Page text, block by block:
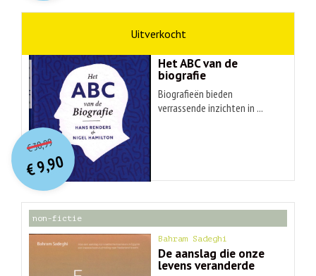
Het ABC van de
biografie
Biografieën bieden
verrassende inzichten in ...
€30,99O
orspr
onkelijke
prijs
was:
€ 30,99.
€9,90
Huidige
prijs
is:
€ 9,90.
non-fictie
Bahram Sadeghi
De aanslag die onze
levens veranderde